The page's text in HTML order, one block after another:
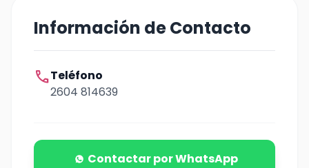
Información de Contacto
callTeléfono
2604 814639
Contactar por WhatsApp